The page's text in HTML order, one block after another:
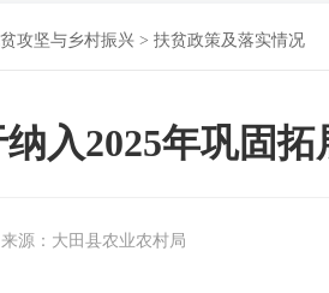
攻坚与乡村振兴 > 扶贫政策及落实情况
纳入2025年巩固
来源：大田县农业农村局